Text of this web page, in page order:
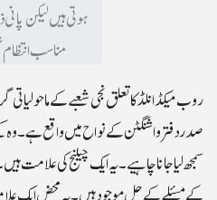
روب میکڈانلڈ کا تعلق نجی شعبے کے
صدر دفتر واشنگٹن کے نواح میں واقع ہے۔ وہ
سمجھ لیا جانا چاہیے۔ یہ ایک چیلنج کی
کے مسئلے کے حل موجود ہیں۔ یہ محض ایک